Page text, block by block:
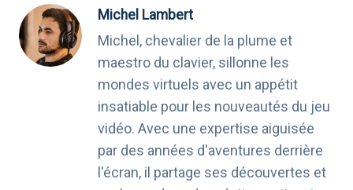
Michel Lambert
Michel, chevalier de la plume et
maestro du clavier, sillonne les
mondes virtuels avec un appétit
insatiable pour les nouveautés du jeu
vidéo. Avec une expertise aiguisée
par des années d'aventures derrière
l'écran, il partage ses découvertes et